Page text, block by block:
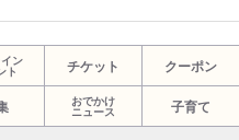
ン
ト
チケット クーポン
おでかけ
ニュース
子育て